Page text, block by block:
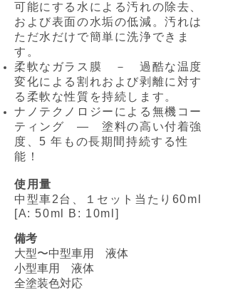
可能にする水による汚れの除去、
および表面の水垢の低減。汚れは
ただ水だけで簡単に洗浄できま
す。
柔軟なガラス膜 － 過酷な温度
変化による割れおよび剥離に対す
る柔軟な性質を持続します。
ナノテクノロジーによる無機コー
ティング ― 塗料の高い付着強
度、5 年もの長期間持続する性
能！
使用量
中型車2台、１セット当たり60ml
[A: 50ml B: 10ml]
備考
大型〜中型車用 液体
小型車用 液体
全塗装色対応